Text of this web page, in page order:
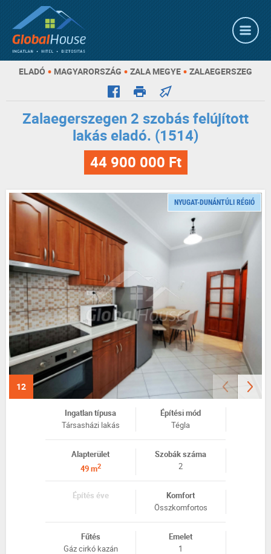
ELADÓ • MAGYARORSZÁG • ZALA MEGYE • ZALAEGERSZEG
Zalaegerszegen 2 szobás felújított
lakás eladó. (1514)
44 900 000 Ft
NYUGAT-DUNÁNTÚLI RÉGIÓ
12
Ingatlan típusa
Társasházi lakás
Építési mód
Tégla
Alapterület
49 m2
Szobák száma
2
Építés éve
Komfort
Összkomfortos
Fűtés
Gáz cirkó kazán
Emelet
1